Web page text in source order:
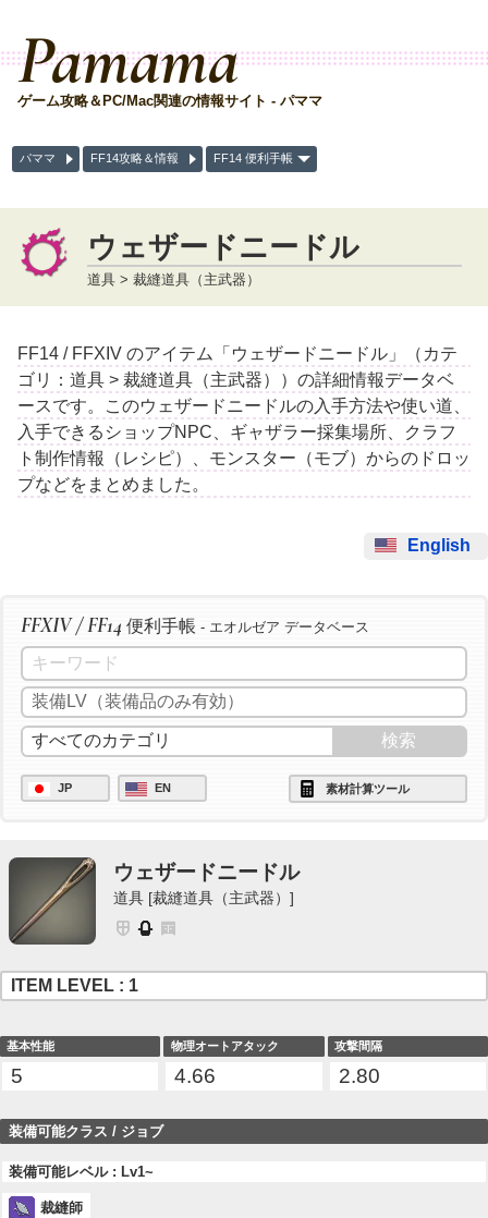
Pamama
ゲーム攻略＆PC/Mac関連の情報サイト - パママ
パママ FF14攻略＆情報 FF14 便利手帳
ウェザードニードル
道具 > 裁縫道具（主武器）
FF14 / FFXIV のアイテム「ウェザードニードル」（カテ
ゴリ：道具 > 裁縫道具（主武器））の詳細情報データベ
ースです。このウェザードニードルの入手方法や使い道、
入手できるショップNPC、ギャザラー採集場所、クラフ
ト制作情報（レシピ）、モンスター（モブ）からのドロッ
プなどをまとめました。
English
FFXIV / FF14 便利手帳 - エオルゼア データベース
JP EN 素材計算ツール
ウェザードニードル
道具 [裁縫道具（主武器）]
ITEM LEVEL : 1
基本性能
5
物理オートアタック
4.66
攻撃間隔
2.80
装備可能クラス / ジョブ
装備可能レベル : Lv1~
裁縫師